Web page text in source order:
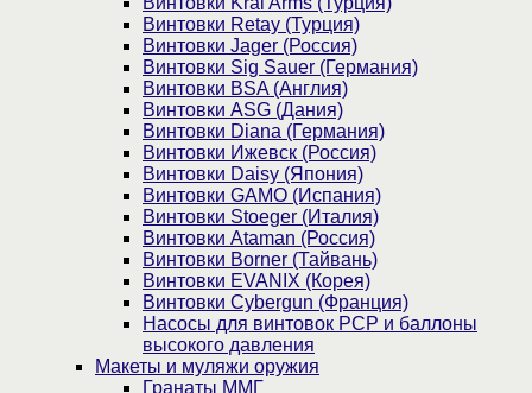
Винтовки Retay (Турция)
Винтовки Jager (Россия)
Винтовки Sig Sauer (Германия)
Винтовки BSA (Англия)
Винтовки ASG (Дания)
Винтовки Diana (Германия)
Винтовки Ижевск (Россия)
Винтовки Daisy (Япония)
Винтовки GAMO (Испания)
Винтовки Stoeger (Италия)
Винтовки Ataman (Россия)
Винтовки Borner (Тайвань)
Винтовки EVANIX (Корея)
Винтовки Cybergun (Франция)
Насосы для винтовок PCP и баллоны
высокого давления
Макеты и муляжи оружия
Гранаты ММГ